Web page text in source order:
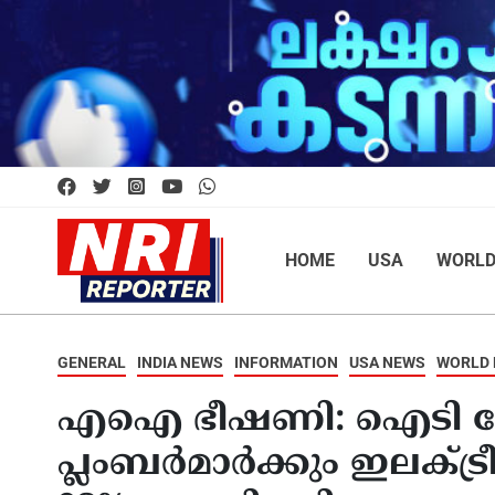
HOME USA WORLD
GENERAL INDIA NEWS INFORMATION USA NEWS WORLD
എഐ ഭീഷണി: ഐടി
പ്ലംബർമാർക്കും